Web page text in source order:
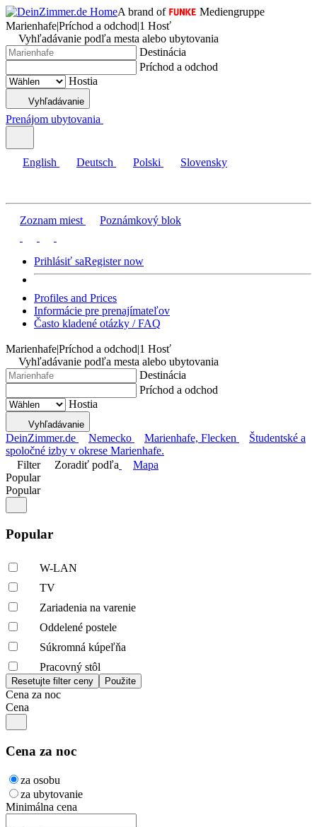
A brand of
Mediengruppe
Marienhafe|Príchod a odchod|1 Hosť
Vyhľadávanie podľa mesta alebo ubytovania
Destinácia
Príchod a odchod
Hostia
Vyhľadávanie
Prenájom ubytovania
English Deutsch Polski Slovensky
Zoznam miest Poznámkový blok
Prihlásiť saRegister now
Profiles and Prices
Informácie pre prenajímateľov
Často kladené otázky / FAQ
Marienhafe|Príchod a odchod|1 Hosť
Vyhľadávanie podľa mesta alebo ubytovania
Destinácia
Príchod a odchod
Hostia
Vyhľadávanie
DeinZimmer.de Nemecko Marienhafe, Flecken
Študentské a
spoločné izby v okrese Marienhafe.
Filter
Zoradiť podľa
Mapa
Popular
Popular
Popular
W-LAN
TV
Zariadenia na varenie
Oddelené postele
Súkromná kúpeľňa
Pracovný stôl
Cena za noc
Cena
Cena za noc
za osobu
za ubytovanie
Minimálna cena